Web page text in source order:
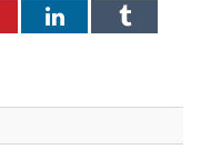
LinkedInTumblr